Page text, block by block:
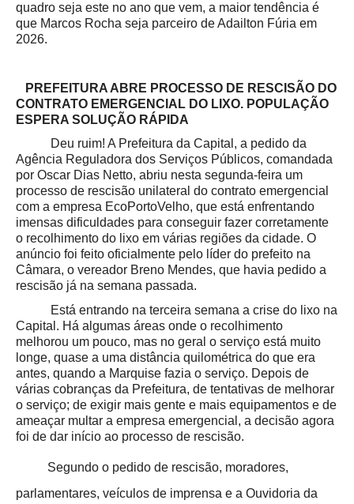
quadro seja este no ano que vem, a maior tendência é
que Marcos Rocha seja parceiro de Adailton Fúria em
2026.
PREFEITURA ABRE PROCESSO DE RESCISÃO DO
CONTRATO EMERGENCIAL DO LIXO. POPULAÇÃO
ESPERA SOLUÇÃO RÁPIDA
Deu ruim! A Prefeitura da Capital, a pedido da
Agência Reguladora dos Serviços Públicos, comandada
por Oscar Dias Netto, abriu nesta segunda-feira um
processo de rescisão unilateral do contrato emergencial
com a empresa EcoPortoVelho, que está enfrentando
imensas dificuldades para conseguir fazer corretamente
o recolhimento do lixo em várias regiões da cidade. O
anúncio foi feito oficialmente pelo líder do prefeito na
Câmara, o vereador Breno Mendes, que havia pedido a
rescisão já na semana passada.
Está entrando na terceira semana a crise do lixo na
Capital. Há algumas áreas onde o recolhimento
melhorou um pouco, mas no geral o serviço está muito
longe, quase a uma distância quilométrica do que era
antes, quando a Marquise fazia o serviço. Depois de
várias cobranças da Prefeitura, de tentativas de melhorar
o serviço; de exigir mais gente e mais equipamentos e de
ameaçar multar a empresa emergencial, a decisão agora
foi de dar início ao processo de rescisão.
Segundo o pedido de rescisão, moradores,
parlamentares, veículos de imprensa e a Ouvidoria da